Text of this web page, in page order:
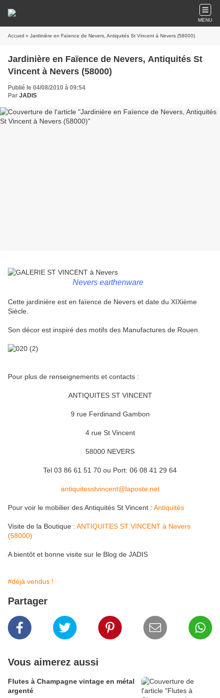
MENU
Accueil » Jardinière en Faïence de Nevers, Antiquités St Vincent à Nevers (58000)
Jardinière en Faïence de Nevers, Antiquités St
Vincent à Nevers (58000)
Publié le 04/08/2010 à 09:54
Par JADIS
Nevers earthenware
Cette jardinière est en faïence de Nevers et date du XIXième
Siècle.
Son décor est inspiré des motifs des Manufactures de Rouen.
Pour plus de renseignements et contacts :
ANTIQUITES ST VINCENT
9 rue Ferdinand Gambon
4 rue St Vincent
58000 NEVERS
Tel 03 86 61 51 70 ou Port: 06 08 41 29 64
antiquitesstvincent@laposte.net
Pour voir le mobilier des Antiquités St Vincent : Antiquités
Visite de la Boutique : ANTIQUITES ST VINCENT à Nevers
(58000)
A bientôt et bonne visite sur le Blog de JADIS
#déjà vendus !
Partager
Vous aimerez aussi
Flutes à Champagne vintage en métal
argenté